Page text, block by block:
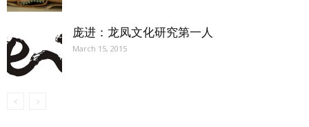
庞进：龙凤文化研究第一人
March 15, 2015